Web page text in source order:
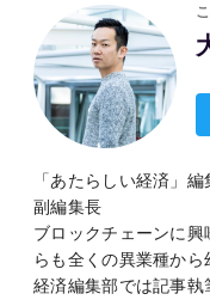
「あたらしい経済」編
副編集長
ブロックチェーンに
らも全くの異業種か
経済編集部では記事執